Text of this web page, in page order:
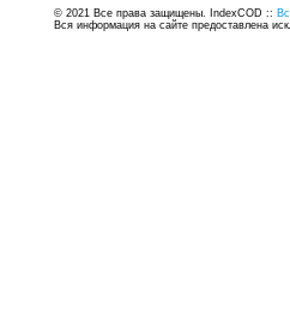
© 2021 Все права защищены. IndexCOD ::
Вся информация на сайте предоставлена